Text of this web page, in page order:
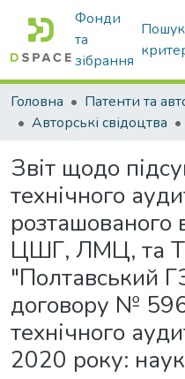
Фонди
та
зібрання
Головна
Авторські свідоцтва
Звіт щодо
технічного
ЦШГ, ЛМЦ, та
"Полтавський
договору №
технічного
2020 року: